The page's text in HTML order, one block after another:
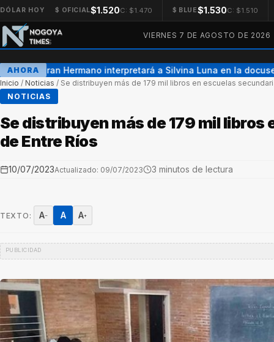
DÓLAR HOY $ OFICIAL$1.520C: $1.470 $ BLUE$1.530C: $1.510
VIERNES 7 DE AGOSTO DE 2026
AHORA
Una ex Gran Hermano interpretará a Silvina Luna en la
Inicio / Noticias / Se distribuyen más de 179 mil libros en escuelas
NOTICIAS
Se distribuyen más de 179 mil
de Entre Ríos
10/07/2023Actualizado: 09/07/2023 3 minutos de lectura
TEXTO: A− A A+